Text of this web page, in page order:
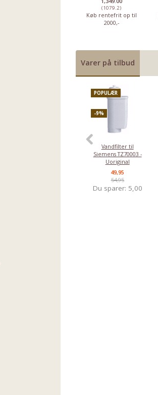
(1079.2)
Køb rentefrit op til
2000,-
Varer på tilbud
POPULÆR
-9%
Vandfilter til
Siemens TZ70003 -
Uoriginal
49,95
54,95
Du sparer: 5,00